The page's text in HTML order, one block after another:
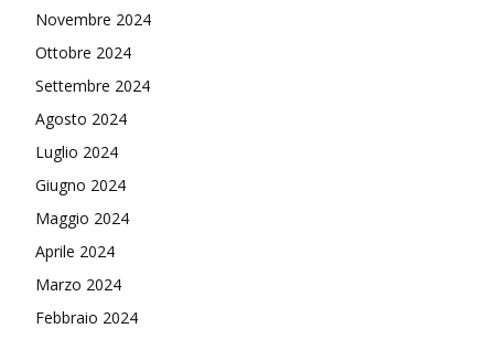
Novembre 2024
Ottobre 2024
Settembre 2024
Agosto 2024
Luglio 2024
Giugno 2024
Maggio 2024
Aprile 2024
Marzo 2024
Febbraio 2024